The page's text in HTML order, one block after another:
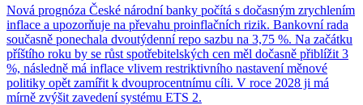
Nová prognóza České národní banky počítá s dočasným zrychlením
inflace a upozorňuje na převahu proinflačních rizik. Bankovní rada
současně ponechala dvoutýdenní repo sazbu na 3,75 %. Na začátku
příštího roku by se růst spotřebitelských cen měl dočasně přiblížit 3
%, následně má inflace vlivem restriktivního nastavení měnové
politiky opět zamířit k dvouprocentnímu cíli. V roce 2028 ji má
mírně zvýšit zavedení systému ETS 2.